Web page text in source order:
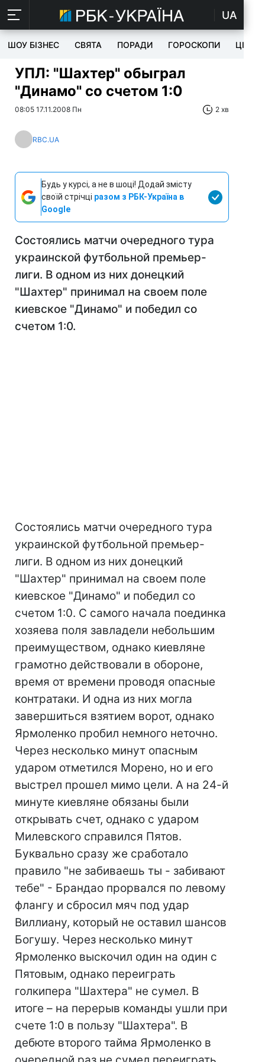
UA
ШОУ БІЗНЕС СВЯТА ПОРАДИ ГОРОСКОПИ ЦІКАВЕ
УПЛ: "Шахтер" обыграл
"Динамо" со счетом 1:0
08:05 17.11.2008 Пн 2 хв
RBC.UA
Будь у курсі, а не в шоці! Додай змісту
своїй стрічці разом з РБК-Україна в
Google
Состоялись матчи очередного тура
украинской футбольной премьер-
лиги. В одном из них донецкий
"Шахтер" принимал на своем поле
киевское "Динамо" и победил со
счетом 1:0.
Состоялись матчи очередного тура
украинской футбольной премьер-
лиги. В одном из них донецкий
"Шахтер" принимал на своем поле
киевское "Динамо" и победил со
счетом 1:0. С самого начала поединка
хозяева поля завладели небольшим
преимуществом, однако киевляне
грамотно действовали в обороне,
время от времени проводя опасные
контратаки. И одна из них могла
завершиться взятием ворот, однако
Ярмоленко пробил немного неточно.
Через несколько минут опасным
ударом отметился Морено, но и его
выстрел прошел мимо цели. А на 24-й
минуте киевляне обязаны были
открывать счет, однако с ударом
Милевского справился Пятов.
Буквально сразу же сработало
правило "не забиваешь ты - забивают
тебе" - Брандао прорвался по левому
флангу и сбросил мяч под удар
Виллиану, который не оставил шансов
Богушу. Через несколько минут
Ярмоленко выскочил один на один с
Пятовым, однако переиграть
голкипера "Шахтера" не сумел. В
итоге – на перерыв команды ушли при
счете 1:0 в пользу "Шахтера". В
дебюте второго тайма Ярмоленко в